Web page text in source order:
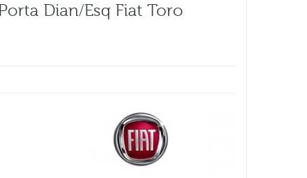
Dian/esq Fiat Toro